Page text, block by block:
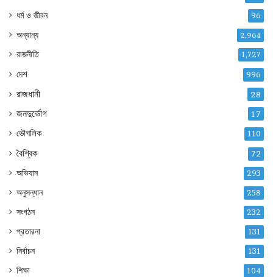
ধর্ম ও জীবন 96
অন্যান্য 2,964
রাজনীতি 1,727
দেশ 996
রাজধানী 28
জনদুর্ভোগ 17
ভৌগলিক 110
বৈশ্বিক 72
অভিযান 293
অনুসন্ধান 258
সংগঠন 232
প্রতারনা 131
নির্বাচন 131
শিক্ষা 104